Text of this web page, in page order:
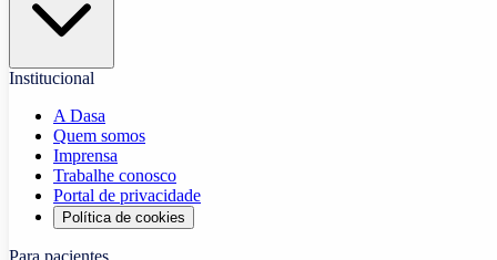
Institucional
A Dasa
Quem somos
Imprensa
Trabalhe conosco
Portal de privacidade
Política de cookies
Para pacientes